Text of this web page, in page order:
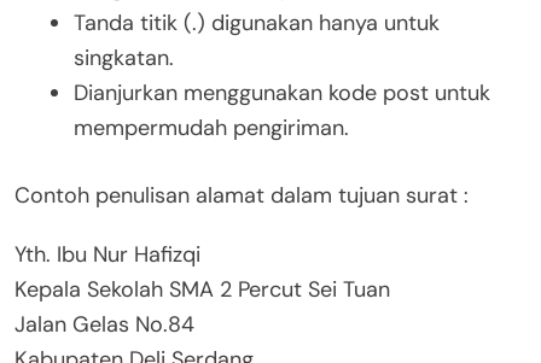
Tanda titik (.) digunakan hanya untuk
singkatan.
Dianjurkan menggunakan kode post untuk
mempermudah pengiriman.
Contoh penulisan alamat dalam tujuan surat :
Yth. Ibu Nur Hafizqi
Kepala Sekolah SMA 2 Percut Sei Tuan
Jalan Gelas No.84